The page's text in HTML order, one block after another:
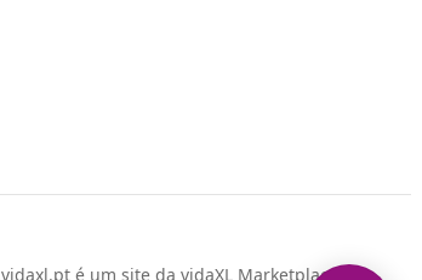
é um site da vidaXL Marketplace